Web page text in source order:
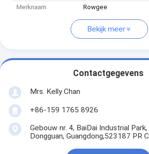
Merknaam
Rowgee
Bekijk meer
Contactgegevens
Mrs. Kelly Chan
+86-159 1765 8926
Gebouw nr. 4, BaiDai Industrial
Dongguan, Guangdong,523187 PR